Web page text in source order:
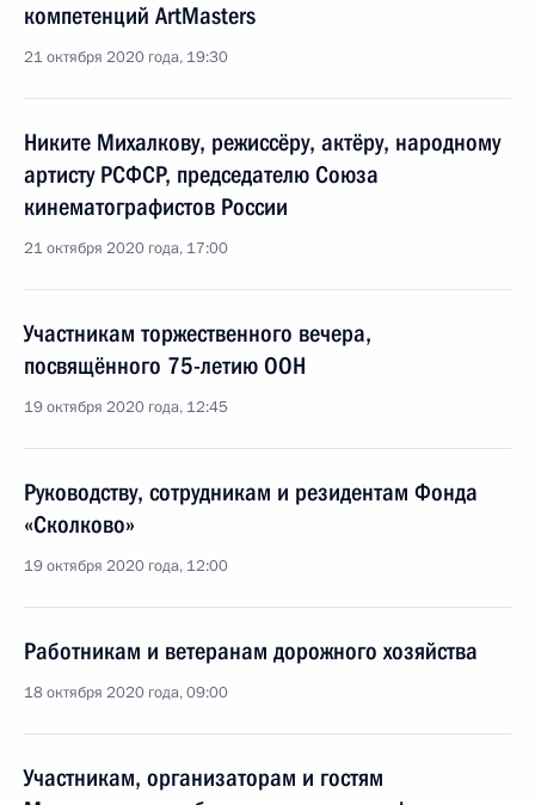
компетенций ArtMasters
21 октября 2020 года, 19:30
Никите Михалкову, режиссёру, актёру, народному
артисту РСФСР, председателю Союза
кинематографистов России
21 октября 2020 года, 17:00
Участникам торжественного вечера,
посвящённого 75-летию ООН
19 октября 2020 года, 12:45
Руководству, сотрудникам и резидентам Фонда
«Сколково»
19 октября 2020 года, 12:00
Работникам и ветеранам дорожного хозяйства
18 октября 2020 года, 09:00
Участникам, организаторам и гостям